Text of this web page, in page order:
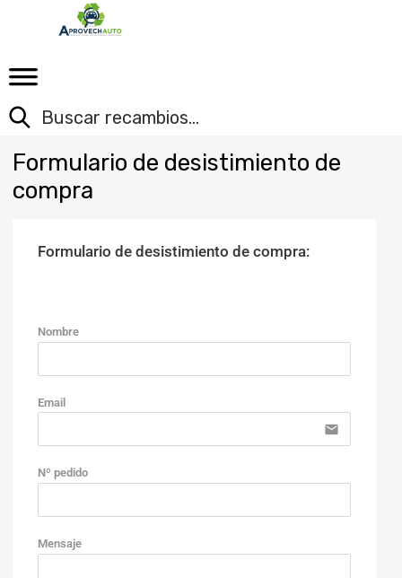
Formulario de desistimiento de
compra
Formulario de desistimiento de compra:
Nombre
Email
email
Nº pedido
Mensaje